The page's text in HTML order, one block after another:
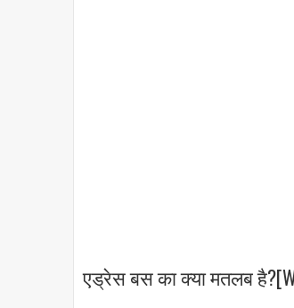
एड्रेस बस का क्या मतलब